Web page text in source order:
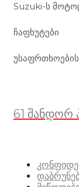
Suzuki-ს
ჩაფხუტები
61 შანდორ